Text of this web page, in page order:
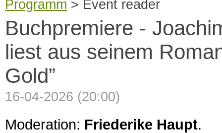
Programm > Event reader
Buchpremiere -
liest aus seinem
Gold”
16-04-2026 (20:00)
Moderation: Friederike Haupt.